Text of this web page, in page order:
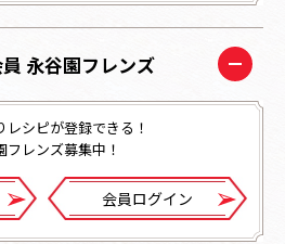
永谷園フレンズ
レシピが登録できる！
フレンズ募集中！
会員ログイン